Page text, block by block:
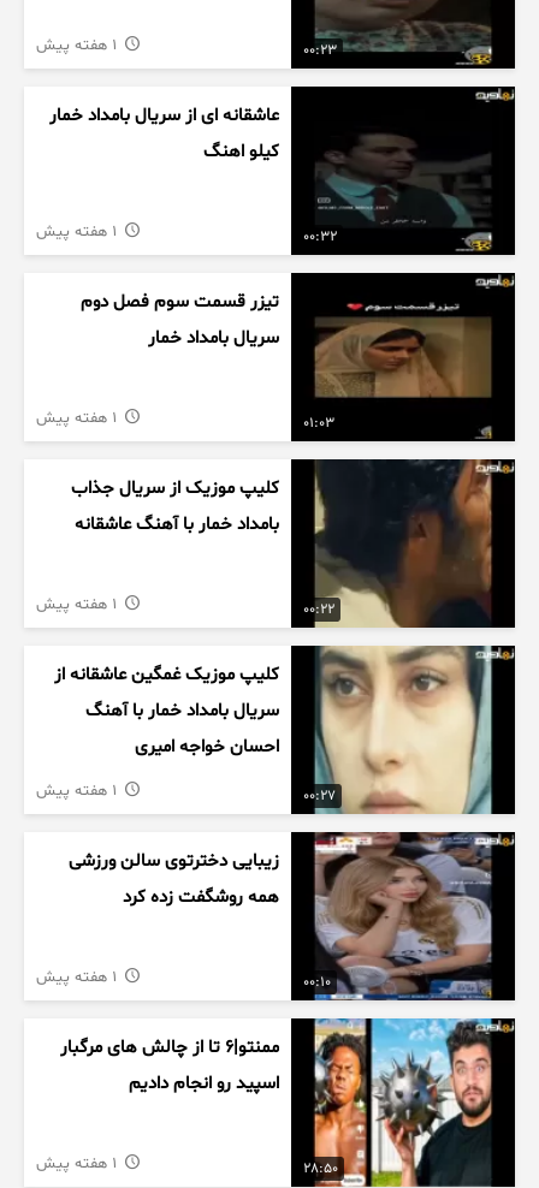
00:23
00:32
عاشقانه ای از سریال بامداد خمار
کیلو اهنگ
01:03
تیزر قسمت سوم فصل دوم
سریال بامداد خمار
00:22
کلیپ موزیک از سریال جذاب
بامداد خمار با آهنگ عاشقانه
00:27
کلیپ موزیک غمگین عاشقانه از
سریال بامداد خمار با آهنگ
احسان خواجه امیری
00:10
زیبایی دخترتوی سالن ورزشی
همه روشگفت زده کرد
28:50
ممنتو|۶ تا از چالش های مرگبار
اسپید رو انجام دادیم